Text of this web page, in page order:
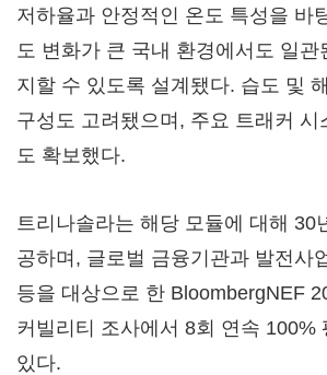
저하율과 안정적인 온도 특성을 바
도 변화가 큰 국내 환경에서도 일관
지할 수 있도록 설계됐다. 습도 및
구성도 고려됐으며, 주요 트래커 시
도 확보했다.
트리나솔라는 해당 모듈에 대해 30
공하며, 글로벌 금융기관과 발전사
등을 대상으로 한 BloombergNEF
커빌리티 조사에서 8회 연속 100%
있다.